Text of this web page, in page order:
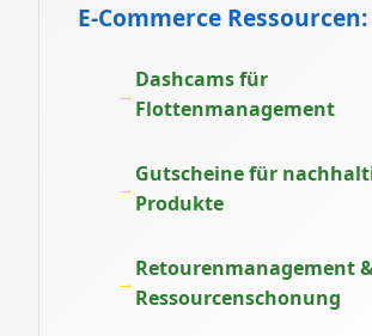
E-Commerce Ressourcen:
Dashcams für
Flottenmanagement
Gutscheine für
Produkte
Retourenmanagement
Ressourcenschonung